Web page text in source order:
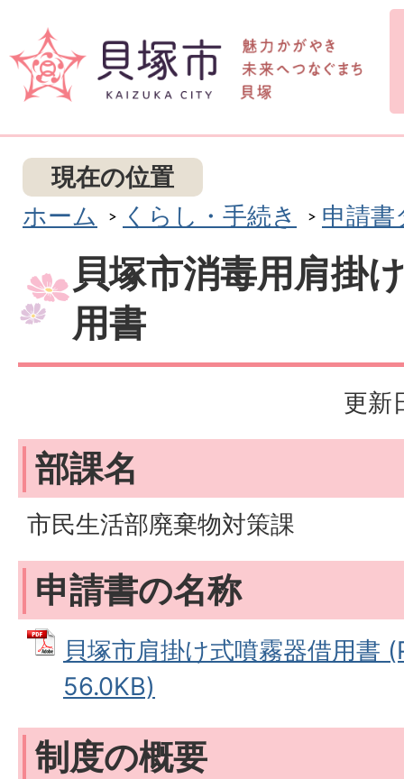
現在の位置
ホーム
くらし・手続き 申請書
貝塚市消毒用肩掛
用書
更新
部課名
市民生活部廃棄物対策課
申請書の名称
貝塚市肩掛け式噴霧器借用書
56.0KB)
制度の概要